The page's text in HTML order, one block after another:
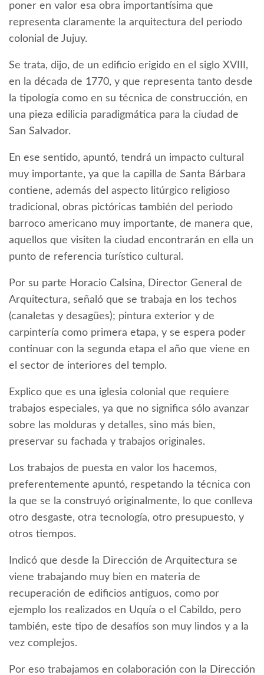
poner en valor esa obra importantísima que
representa claramente la arquitectura del periodo
colonial de Jujuy.
Se trata, dijo, de un edificio erigido en el siglo XVIII,
en la década de 1770, y que representa tanto desde
la tipología como en su técnica de construcción, en
una pieza edilicia paradigmática para la ciudad de
San Salvador.
En ese sentido, apuntó, tendrá un impacto cultural
muy importante, ya que la capilla de Santa Bárbara
contiene, además del aspecto litúrgico religioso
tradicional, obras pictóricas también del periodo
barroco americano muy importante, de manera que,
aquellos que visiten la ciudad encontrarán en ella un
punto de referencia turístico cultural.
Por su parte Horacio Calsina, Director General de
Arquitectura, señaló que se trabaja en los techos
(canaletas y desagües); pintura exterior y de
carpintería como primera etapa, y se espera poder
continuar con la segunda etapa el año que viene en
el sector de interiores del templo.
Explico que es una iglesia colonial que requiere
trabajos especiales, ya que no significa sólo avanzar
sobre las molduras y detalles, sino más bien,
preservar su fachada y trabajos originales.
Los trabajos de puesta en valor los hacemos,
preferentemente apuntó, respetando la técnica con
la que se la construyó originalmente, lo que conlleva
otro desgaste, otra tecnología, otro presupuesto, y
otros tiempos.
Indicó que desde la Dirección de Arquitectura se
viene trabajando muy bien en materia de
recuperación de edificios antiguos, como por
ejemplo los realizados en Uquía o el Cabildo, pero
también, este tipo de desafíos son muy lindos y a la
vez complejos.
Por eso trabajamos en colaboración con la Dirección